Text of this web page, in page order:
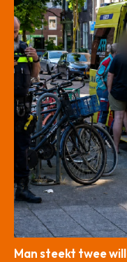
Man steekt twee